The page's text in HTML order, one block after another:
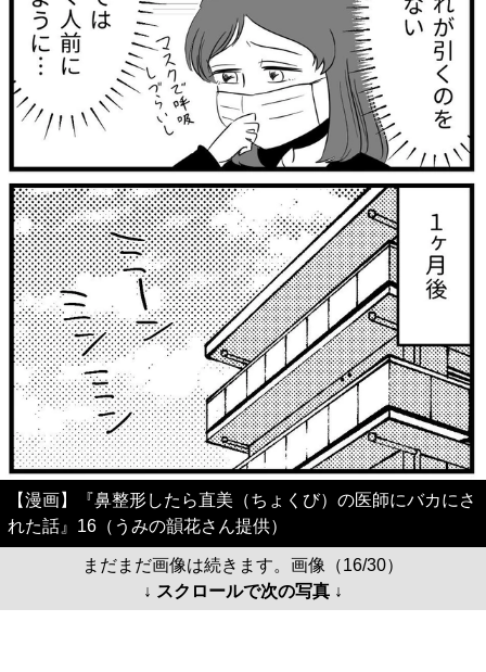
【漫画】『鼻整形したら直美（ちょくび）の医師にバカにさ
れた話』16（うみの韻花さん提供）
まだまだ画像は続きます。画像（16/30）
↓ スクロールで次の写真 ↓